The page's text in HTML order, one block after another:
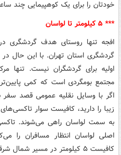
خودتان را برای یک کوهپیمایی چند
*** ۵ کیلومتر تا لواسان
افجه تنها روستای هدف گردشگری
گردشگری استان تهران. با این حال
اولیه برای گردشگران نیست. تنها
مجتمع بومگردی‌ است که کمی
اگر با وسایل نقلیه عمومی قصد
زیبا را دارید، کافیست سوار
به سمت لواسان راهی می‌شوند.
اصلی لواسان انتظار مسافران را
کافیست ۵ کیلومتر در مسیر شمال شرقی میدان لواسان حرکت کنید.